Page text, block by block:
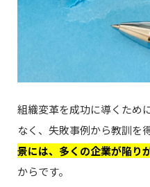
組織変革を成功に導くため
なく、失敗事例から教訓を
景には、多くの企業が陥り
からです。